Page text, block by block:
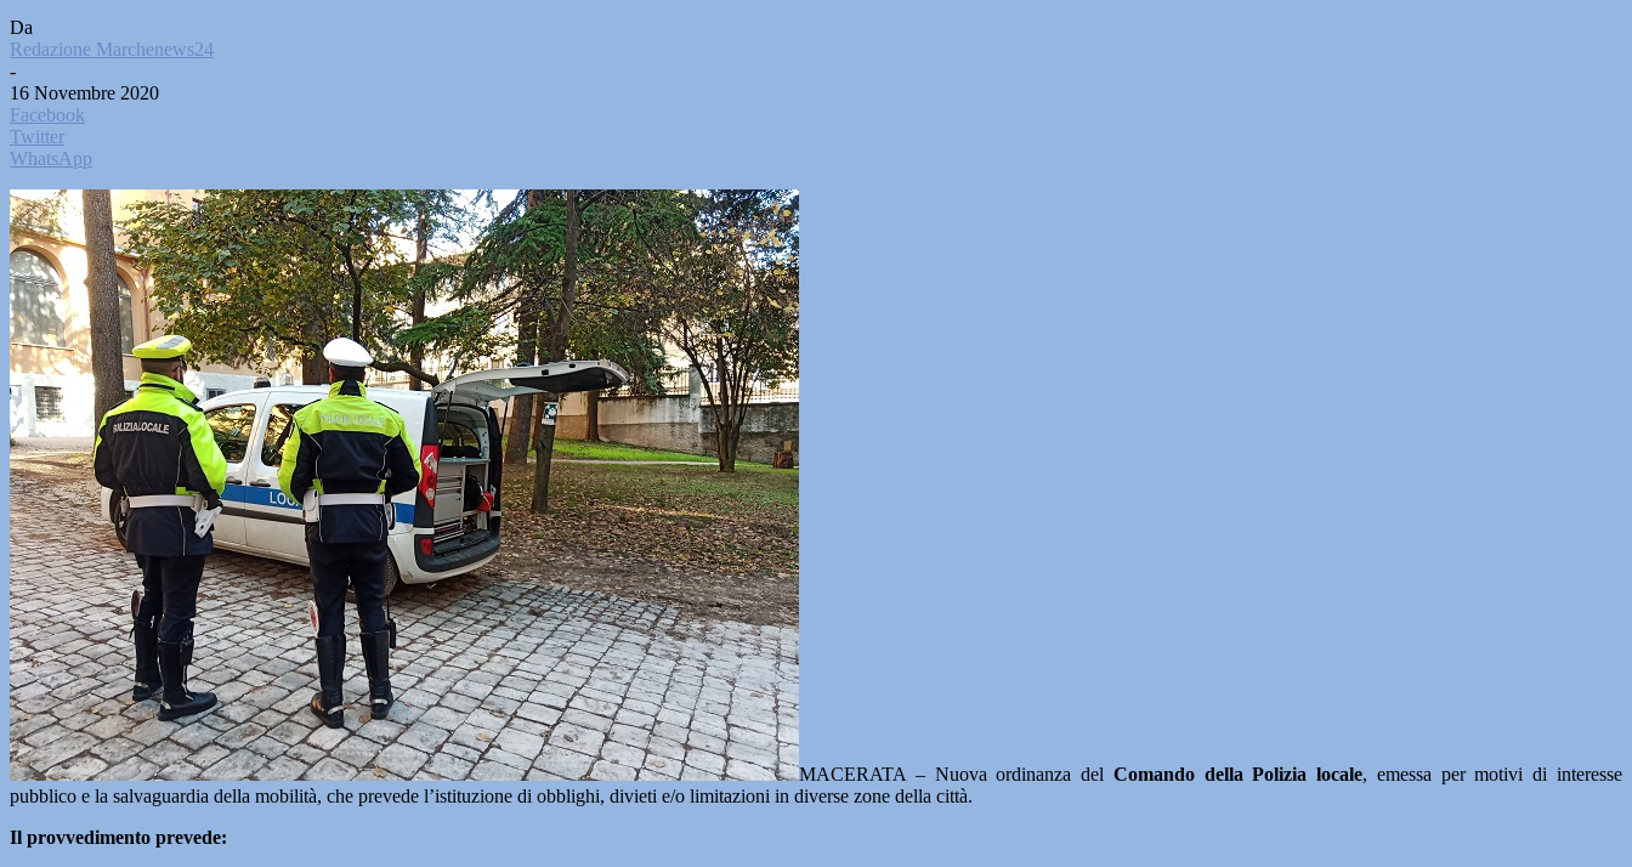
Da
Redazione Marchenews24
-
16 Novembre 2020
Facebook
Twitter
WhatsApp
MACERATA – Nuova ordinanza del Comando della Polizia locale, emessa per motivi di interesse
pubblico e la salvaguardia della mobilità, che prevede l’istituzione di obblighi, divieti e/o limitazioni in diverse zone della città.
Il provvedimento prevede: